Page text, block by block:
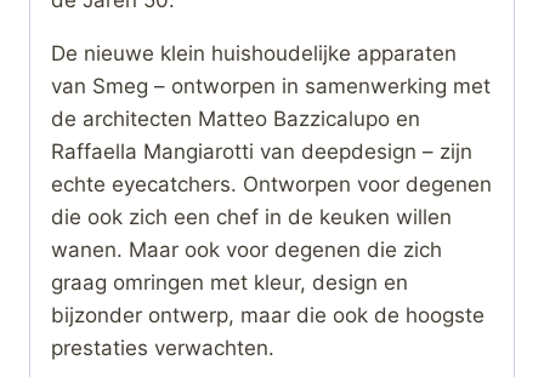
De nieuwe klein huishoudelijke apparaten
van Smeg – ontworpen in samenwerking met
de architecten Matteo Bazzicalupo en
Raffaella Mangiarotti van deepdesign – zijn
echte eyecatchers. Ontworpen voor degenen
die ook zich een chef in de keuken willen
wanen. Maar ook voor degenen die zich
graag omringen met kleur, design en
bijzonder ontwerp, maar die ook de hoogste
prestaties verwachten.